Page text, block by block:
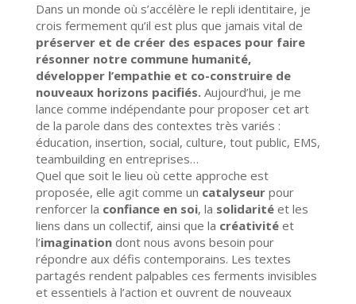
Dans un monde où s’accélère le repli identitaire, je
crois fermement qu’il est plus que jamais vital de
préserver et de créer des espaces pour faire
résonner notre commune humanité,
développer l’empathie et co-construire de
nouveaux horizons pacifiés.Aujourd’hui, je me
lance comme indépendante pour proposer cet art
de la parole dans des contextes très variés :
éducation, insertion, social, culture, tout public, EMS,
teambuilding en entreprises…
Quel que soit le lieu où cette approche est
proposée, elle agit comme un catalyseurpour
renforcer la confiance en soi, la solidaritéet les
liens dans un collectif, ainsi que la créativitéet
l’imaginationdont nous avons besoin pour
répondre aux défis contemporains. Les textes
partagés rendent palpables ces ferments invisibles
et essentiels à l’action et ouvrent de nouveaux